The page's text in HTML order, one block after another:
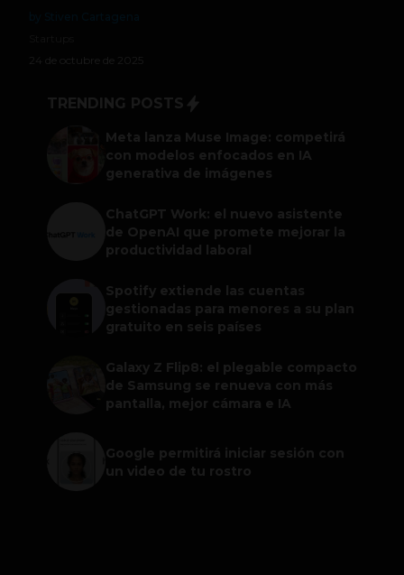
24 de octubre de 2025
TRENDING POSTS
Meta lanza Muse Image: competirá
con modelos enfocados en IA
generativa de imágenes
ChatGPT Work: el nuevo asistente
de OpenAI que promete mejorar la
productividad laboral
Spotify extiende las cuentas
gestionadas para menores a su plan
gratuito en seis países
Galaxy Z Flip8: el plegable compacto
de Samsung se renueva con más
pantalla, mejor cámara e IA
Google permitirá iniciar sesión con
un video de tu rostro